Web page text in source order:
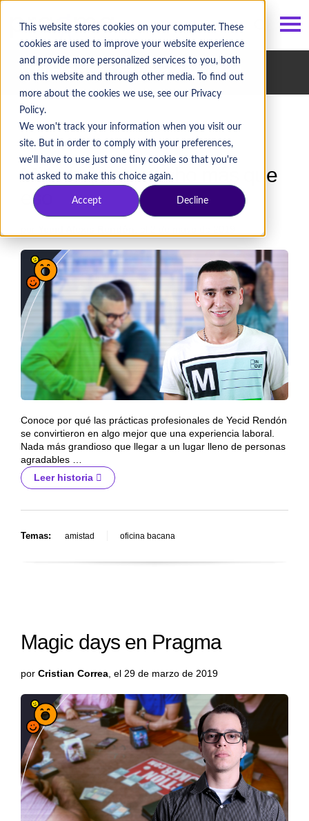
This website stores cookies on your computer. These
cookies are used to improve your website experience
and provide more personalized services to you, both
on this website and through other media. To find out
more about the cookies we use, see our Privacy
Policy.
We won't track your information when you visit our
site. But in order to comply with your preferences,
we'll have to use just one tiny cookie so that you're
not asked to make this choice again.
Accept Decline
ES / EN
Historias Pragma/ amistad
Mi trabajo es mucho más que
eso
Conoce por qué las prácticas profesionales de Yecid Rendón
se convirtieron en algo mejor que una experiencia laboral.
Nada más grandioso que llegar a un lugar lleno de personas
agradables …
Leer historia
Temas: amistad oficina bacana
Magic days en Pragma
por Cristian Correa , el 29 de marzo de 2019